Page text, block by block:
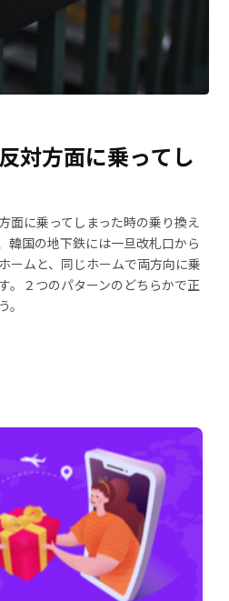
対方面に乗ってし
面に乗ってしまった時の乗り換え
韓国の地下鉄には一旦改札口から
ームと、同じホームで両方向に乗
。２つのパターンのどちらかで正